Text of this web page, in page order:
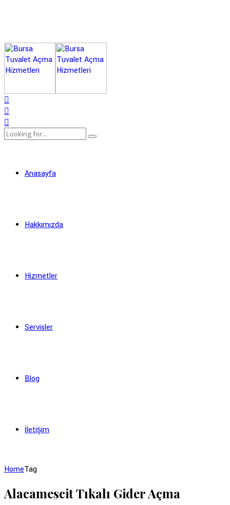
Anasayfa
Hakkımızda
Hizmetler
Servisler
Blog
İletişim
HomeTag
Alacamescit Tıkalı Gider Açma